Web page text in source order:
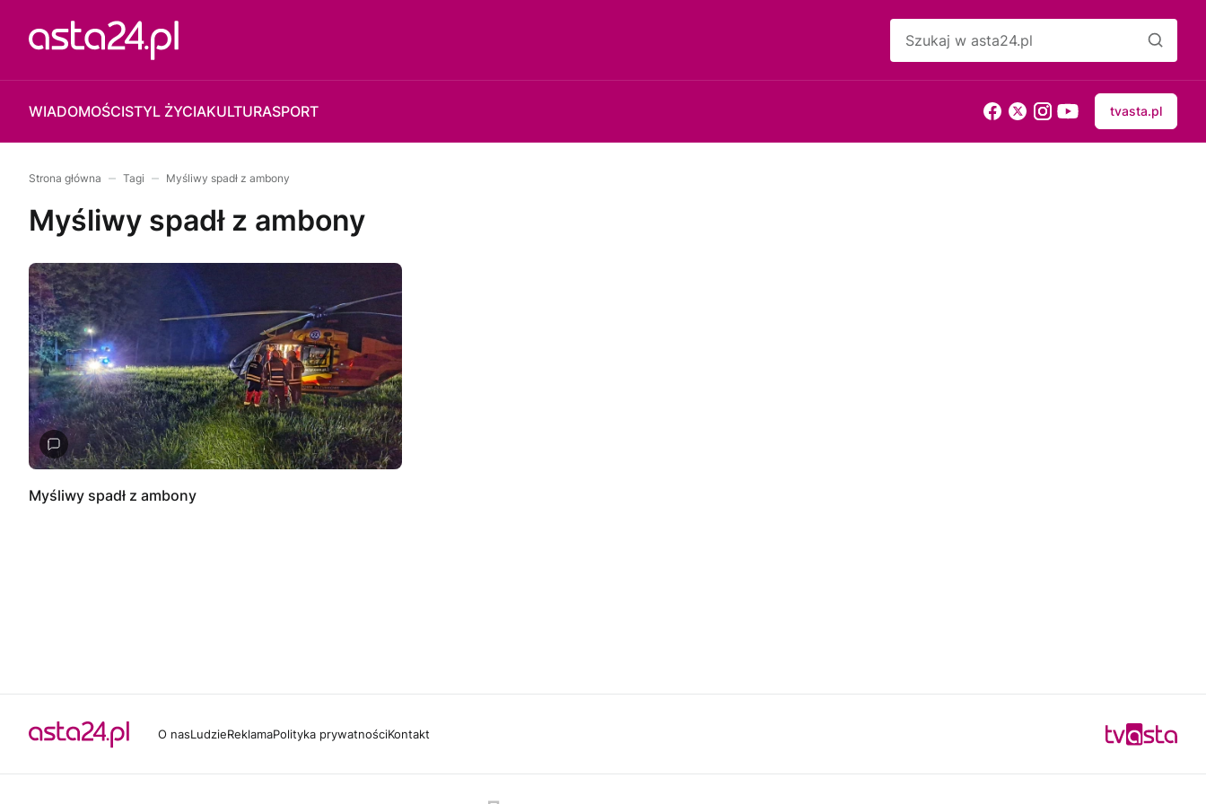
WIADOMOŚCISTYL ŻYCIAKULTURASPORT tvasta.pl
Strona główna Tagi Myśliwy spadł z ambony
Myśliwy spadł z ambony
Myśliwy spadł z ambony
O nasLudzieReklamaPolityka prywatnościKontakt